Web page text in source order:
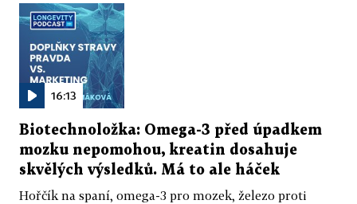
16:13
Biotechnoložka: Omega-3 před úpadkem
mozku nepomohou, kreatin dosahuje
skvělých výsledků. Má to ale háček
Hořčík na spaní, omega-3 pro mozek, železo proti